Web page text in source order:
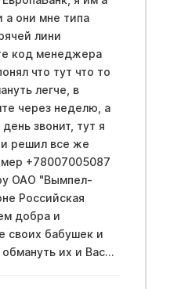
а они мне типа
лини
код менеджера
что тут что то
легче, в
через неделю, а
звонит, тут я
решил все же
+78007005087
ОАО "Вымпел-
Российская
добра и
своих бабушек и
их и Вас...